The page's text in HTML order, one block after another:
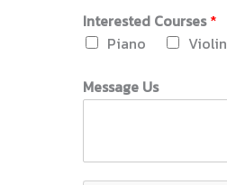
M
o
b
l
e
Interested Courses*
Piano
Violin
Message Us